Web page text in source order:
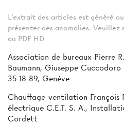
L'extrait des articles est généré
présenter des anomalies.
au PDF HD
Association de bureaux Pierre
Baumann, Giuseppe
35 18 89, Genève
Chauffage-ventilation François
électrique C.E.T. S. A.,
Cordett